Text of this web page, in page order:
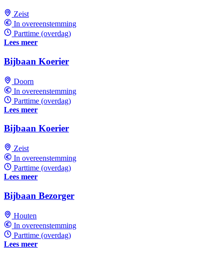
Zeist
In overeenstemming
Parttime (overdag)
Lees meer
Bijbaan Koerier
Doorn
In overeenstemming
Parttime (overdag)
Lees meer
Bijbaan Koerier
Zeist
In overeenstemming
Parttime (overdag)
Lees meer
Bijbaan Bezorger
Houten
In overeenstemming
Parttime (overdag)
Lees meer